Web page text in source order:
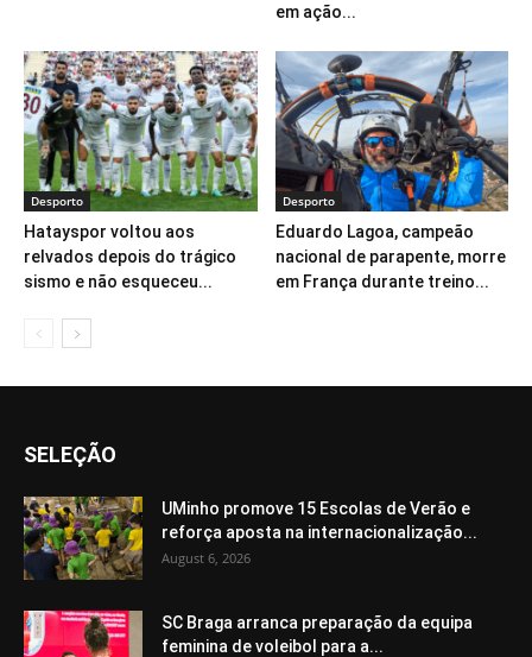
em ação...
Desporto
Hatayspor voltou aos
relvados depois do trágico
sismo e não esqueceu...
Desporto
Eduardo Lagoa, campeão
nacional de parapente, morre
em França durante treino...
SELEÇÃO
UMinho promove 15 Escolas de Verão e
reforça aposta na internacionalização...
August 6, 2026
SC Braga arranca preparação da equipa
feminina de voleibol para a...